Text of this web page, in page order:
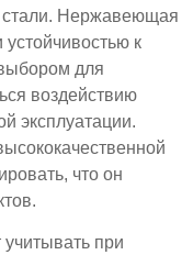
Нержавеющая
устойчивостью к
для
воздействию
эксплуатации.
что он
при